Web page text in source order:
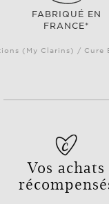
FABRIQUÉ EN
FRANCE*
(My Clarins) /
Vos achats